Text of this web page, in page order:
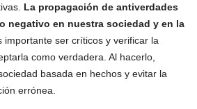
La propagación de antiverdades
negativo en nuestra sociedad y en la
importante ser críticos y verificar la
como verdadera. Al hacerlo,
basada en hechos y evitar la
errónea.